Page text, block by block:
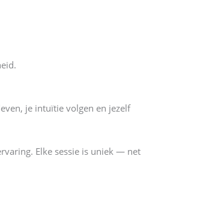
je intuïtie volgen en jezelf
Elke sessie is uniek — net